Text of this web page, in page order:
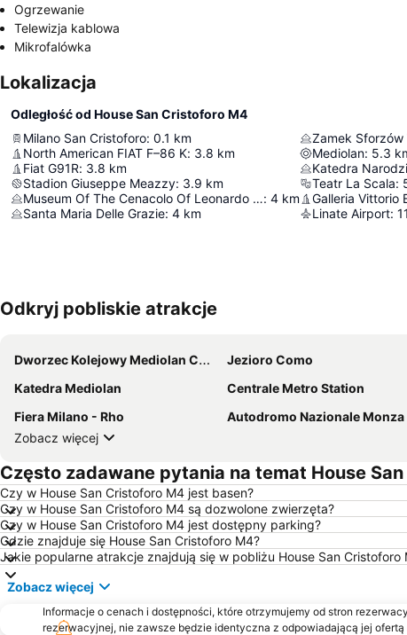
Ogrzewanie
Telewizja kablowa
Mikrofalówka
Lokalizacja
Odległość od House San Cristoforo M4
Milano San Cristoforo: 0.1 km
North American FIAT F–86 K: 3.8 km
Fiat G91R: 3.8 km
Stadion Giuseppe Meazzy: 3.9 km
Museum Of The Cenacolo Of Leonardo Da Vinci: 4 km
Santa Maria Delle Grazie: 4 km
Zamek Sforzów
Mediolan: 5.3
Teatr La Scala:
Galleria Vittorio
Linate Airport:
Odkryj pobliskie atrakcje
Dworzec Kolejowy Mediolan Centrale Jezioro Como
Katedra Mediolan
Centrale Metro Station
Fiera Milano - Rho
Autodromo Nazionale Monza
Zobacz więcej
Często zadawane pytania na temat House
Czy w House San Cristoforo M4 jest basen?
Czy w House San Cristoforo M4 są dozwolone zwierzęta?
Czy w House San Cristoforo M4 jest dostępny parking?
Gdzie znajduje się House San Cristoforo M4?
Jakie popularne atrakcje znajdują się w pobliżu House San Cristoforo
Zobacz więcej
Informacje o cenach i dostępności, które otrzymujemy od stron
rezerwacyjnej, nie zawsze będzie identyczna z odpowiadającą jej ofertą